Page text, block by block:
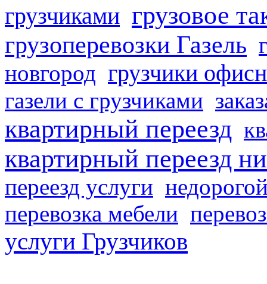
грузчиками грузовое
грузоперевозки Газель
новгород грузчики
газели с грузчиками
квартирный переезд
квартирный переезд
переезд услуги
перевозка мебели
услуги Грузчиков